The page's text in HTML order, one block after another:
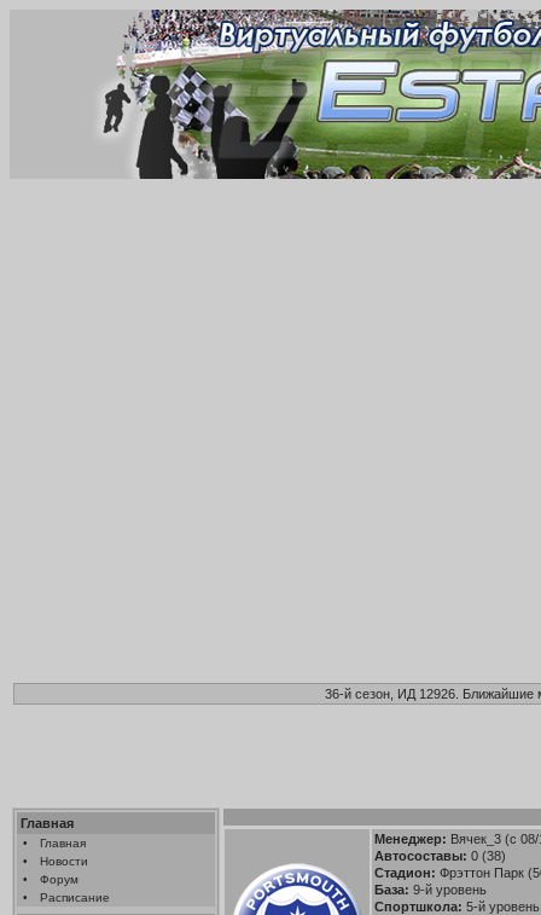
36-й сезон, ИД 12926.
Главная
•
Главная
•
Новости
•
Форум
•
Расписание
Менеджер: Вячек_3 (с
Автосоставы: 0 (38)
Стадион: Фрэттон Парк
База: 9-й уровень
Спортшкола: 5-й уровень